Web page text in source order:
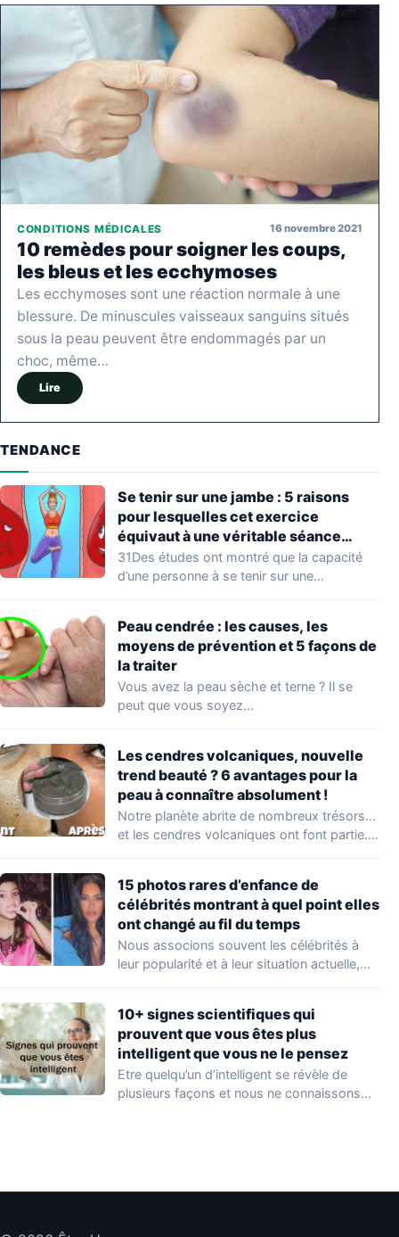
CONDITIONS MÉDICALES 16 novembre 2021
10 remèdes pour soigner les coups,
les bleus et les ecchymoses
Les ecchymoses sont une réaction normale à une
blessure. De minuscules vaisseaux sanguins situés
sous la peau peuvent être endommagés par un
choc, même…
Lire
TENDANCE
Se tenir sur une jambe : 5 raisons
pour lesquelles cet exercice
équivaut à une véritable séance
d’entraînement
31Des études ont montré que la capacité
d’une personne à se tenir sur une…
Peau cendrée : les causes, les
moyens de prévention et 5 façons de
la traiter
Vous avez la peau sèche et terne ? Il se
peut que vous soyez…
Les cendres volcaniques, nouvelle
trend beauté ? 6 avantages pour la
peau à connaître absolument !
Notre planète abrite de nombreux trésors…
et les cendres volcaniques ont font partie.
15 photos rares d’enfance de
célébrités montrant à quel point elles
ont changé au fil du temps
Nous associons souvent les célébrités à
leur popularité et à leur situation actuelle,
10+ signes scientifiques qui
prouvent que vous êtes plus
intelligent que vous ne le pensez
Etre quelqu’un d’intelligent se révèle de
plusieurs façons et nous ne connaissons